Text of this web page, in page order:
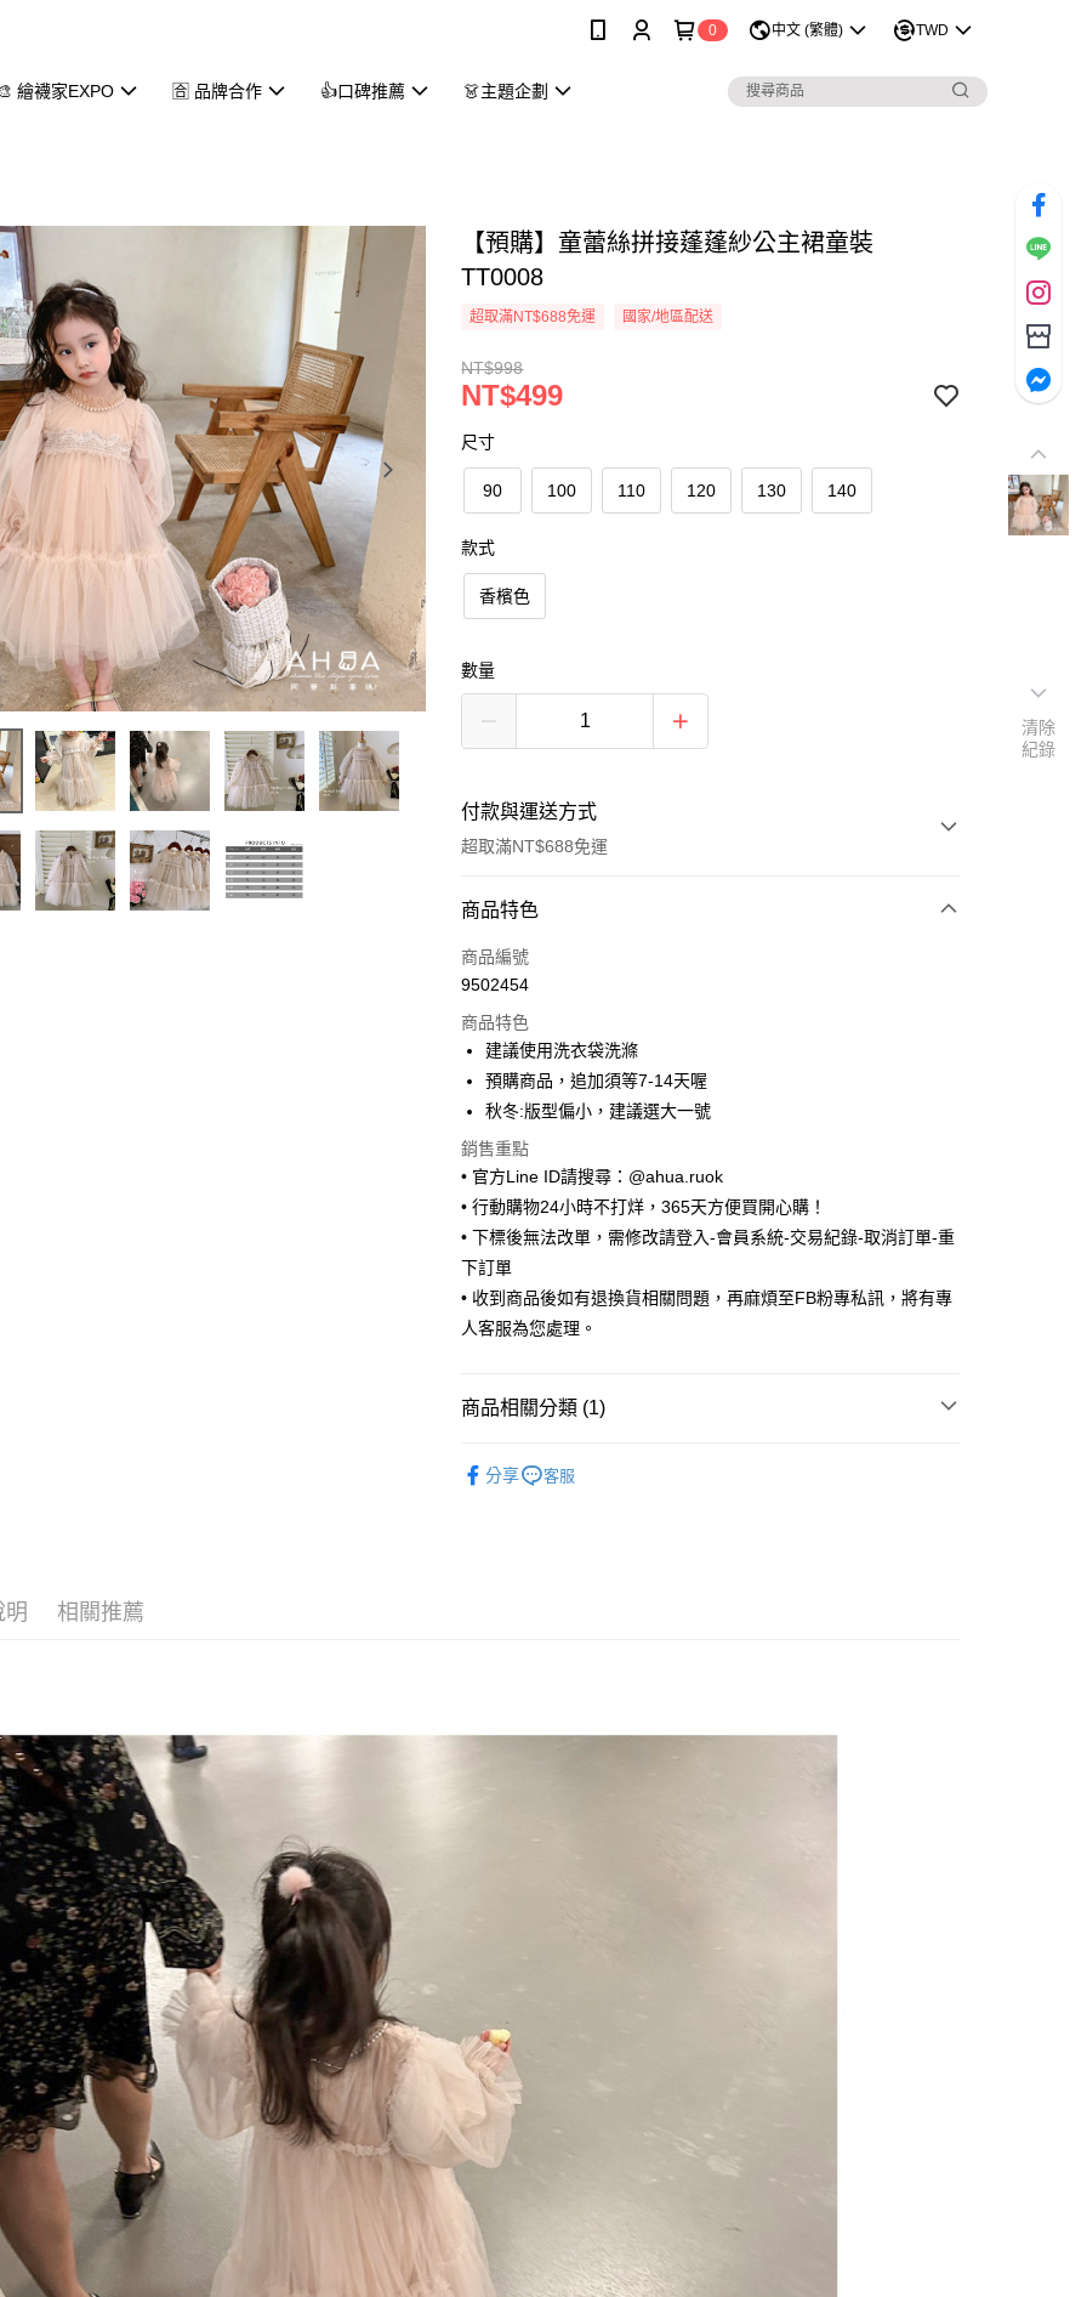
0 中文 (繁體) TWD
繪襪家EXPO 🈴 品牌合作 👍口碑推薦 👗主題企劃
【預購】童蕾絲拼接蓬蓬紗公主裙童裝
TT0008
超取滿NT$688免運 國家/地區配送
NT$998
NT$499
尺寸
90 100 110 120 130 140
款式
香檳色
數量
付款與運送方式
超取滿NT$688免運
付款方式
信用卡一次付款
LINE Pay
Apple Pay
悠遊付
ATM付款
運送方式
宅配(外島)
商品特色
商品編號
9502454
商品特色
建議使用洗衣袋洗滌
預購商品，追加須等7-14天喔
秋冬:版型偏小，建議選大一號
銷售重點
• 官方Line ID請搜尋：@ahua.ruok
• 行動購物24小時不打烊，365天方便買開心購！
• 下標後無法改單，需修改請登入-會員系統-交易紀錄-取消訂單-重
下訂單
• 收到商品後如有退換貨相關問題，再麻煩至FB粉專私訊，將有專
人客服為您處理。
商品相關分類 (1)
分享
客服
明 相關推薦
清除
紀錄